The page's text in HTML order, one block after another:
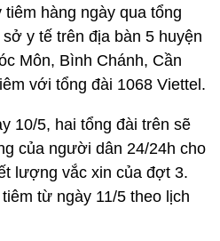
hàng ngày qua tổng
y tế trên địa bàn 5 huyện
Môn, Bình Chánh, Cần
với tổng đài 1068 Viettel.
10/5, hai tổng đài trên sẽ
của người dân 24/24h cho
lượng vắc xin của đợt 3.
từ ngày 11/5 theo lịch